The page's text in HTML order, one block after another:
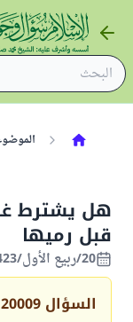
هل يشترط
قبل رميها
20/ربيع الأول/1423 الموافق 01/يونيو/2002
السؤال 20009